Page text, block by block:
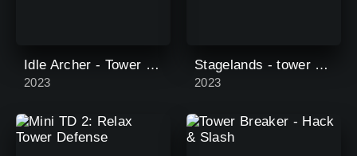
Idle Archer - Tower Defense
2023
Stagelands - tower defense TD
2023